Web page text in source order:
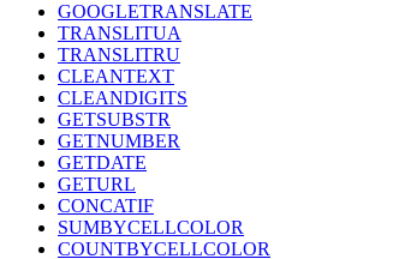
GOOGLETRANSLATE
TRANSLITUA
TRANSLITRU
CLEANTEXT
CLEANDIGITS
GETSUBSTR
GETNUMBER
GETDATE
GETURL
CONCATIF
SUMBYCELLCOLOR
COUNTBYCELLCOLOR